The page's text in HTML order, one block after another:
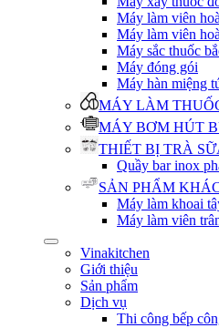
Máy làm viên
Máy làm viên
Máy sắc thuốc
Máy đóng gói
Máy hàn miệng
MÁY LÀM
MÁY BƠM HÚT
THIẾT BỊ TRÀ
Quầy bar inox
SẢN PHẨM
Máy làm khoai
Máy làm viên
Vinakitchen
Giới thiệu
Sản phẩm
Dịch vụ
Thi công bếp